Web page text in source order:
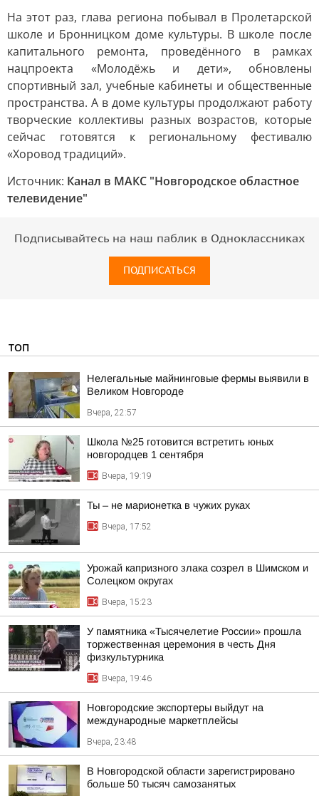
На этот раз, глава региона побывал в Пролетарской
школе и Бронницком доме культуры. В школе после
капитального ремонта, проведённого в рамках
нацпроекта «Молодёжь и дети», обновлены
спортивный зал, учебные кабинеты и общественные
пространства. А в доме культуры продолжают работу
творческие коллективы разных возрастов, которые
сейчас готовятся к региональному фестивалю
«Хоровод традиций».
Источник: Канал в МАКС "Новгородское областное
телевидение"
Подписывайтесь на наш паблик в Одноклассниках
ПОДПИСАТЬСЯ
ТОП
Нелегальные майнинговые фермы выявили в
Великом Новгороде
Вчера, 22:57
Школа №25 готовится встретить юных
новгородцев 1 сентября
Вчера, 19:19
Ты – не марионетка в чужих руках
Вчера, 17:52
Урожай капризного злака созрел в Шимском и
Солецком округах
Вчера, 15:23
У памятника «Тысячелетие России» прошла
торжественная церемония в честь Дня
физкультурника
Вчера, 19:46
Новгородские экспортеры выйдут на
международные маркетплейсы
Вчера, 23:48
В Новгородской области зарегистрировано
больше 50 тысяч самозанятых